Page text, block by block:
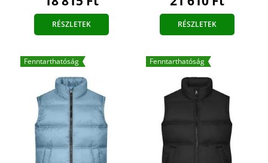
RÉSZLETEK RÉSZLETEK
Fenntarthatóság Fenntarthatóság